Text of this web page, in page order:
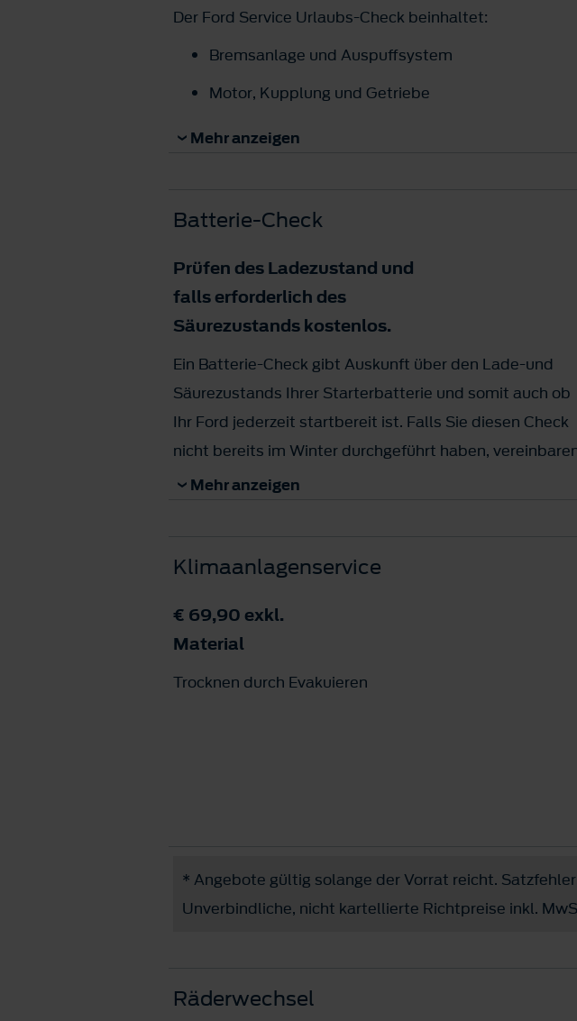
Der Ford Service Urlaubs-Check beinhaltet:
Bremsanlage und Auspu­ffsystem
Motor, Kupplung und Getriebe
Leitungen, Schläuche, Flüssigkeiten
Für weitere Informationen sprechen Sie uns gerne an!
Mehr anzeigen
Batterie-Check
Prüfen des Ladezustand und
falls erforderlich des
Säurezustandskostenlos.
Ein Batterie-Check gibt Auskunft über den Lade-und
Säurezustands Ihrer Starterbatterie und somit auch ob
Ihr Ford jederzeit startbereit ist. Falls Sie diesen Check
nicht bereits im Winter durchgeführt haben,
Sie einen Termin mit unserer Ford Werkstätte und lassen
Mehr anzeigen
Klimaanlagenservice
€ 69,90 exkl.
Material
Trocknen durch Evakuieren
* Angebote gültig solange der Vorrat reicht.
Unverbindliche, nicht kartellierte Richtpreise inkl.
Räderwechsel